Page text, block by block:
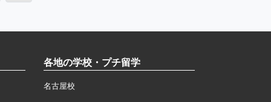
各地の学校・プチ留学
名古屋校